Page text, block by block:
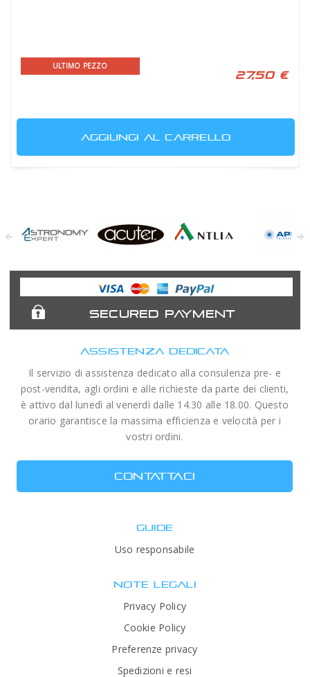
ULTIMO PEZZO
27,50 €
AGGIUNGI AL CARRELLO
Expert
Telescopes
SECURED PAYMENT
ASSISTENZA DEDICATA
Il servizio di assistenza dedicato alla consulenza pre- e
post-vendita, agli ordini e alle richieste da parte dei clienti,
è attivo dal lunedì al venerdì dalle 14.30 alle 18.00. Questo
orario garantisce la massima efficienza e velocità per i
vostri ordini.
CONTATTACI
GUIDE
Uso responsabile
NOTE LEGALI
Privacy Policy
Cookie Policy
Preferenze privacy
Spedizioni e resi